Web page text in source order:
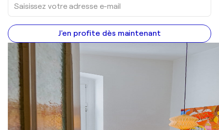
J'en profite dès maintenant